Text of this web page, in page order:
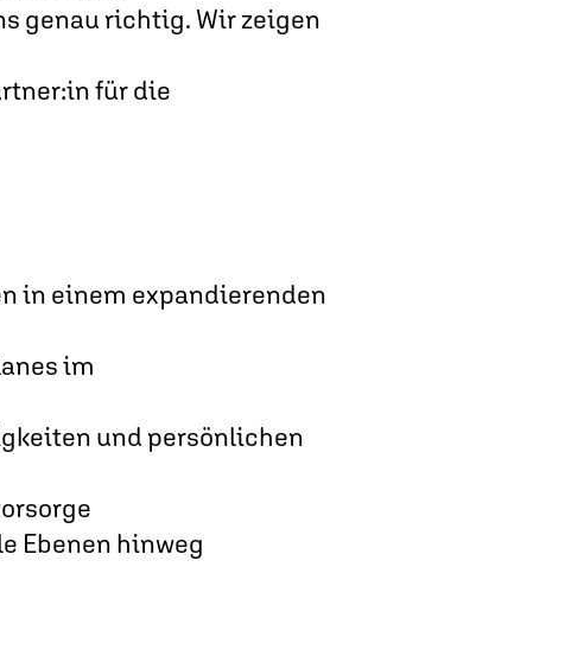
genau richtig. Wir zeigen
für die
in einem expandierenden
im
und persönlichen
Ebenen hinweg